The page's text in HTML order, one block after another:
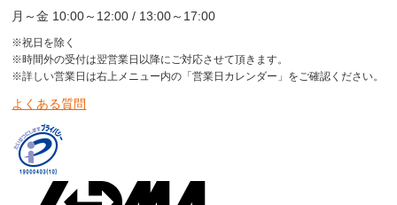
月～金 10:00～12:00 / 13:00～17:00
※祝日を除く
※時間外の受付は翌営業日以降にご対応させて頂きます。
※詳しい営業日は右上メニュー内の「営業日カレンダー」をご確認ください。
よくある質問